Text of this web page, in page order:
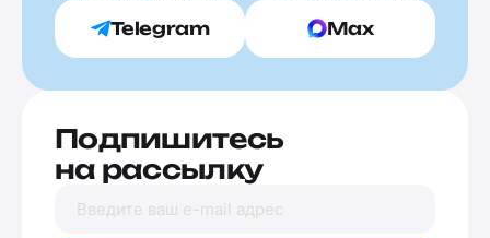
Telegram Max
Подпишитесь
на рассылку